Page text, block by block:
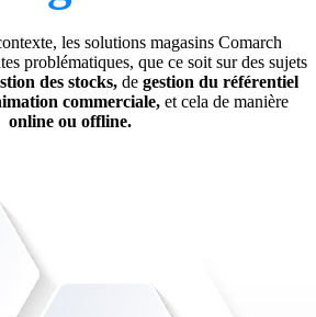
les solutions magasins Comarch
problématiques, que ce soit sur des sujets
des stocks,de gestion du référentiel
commerciale,et cela de manière
online ou offline.